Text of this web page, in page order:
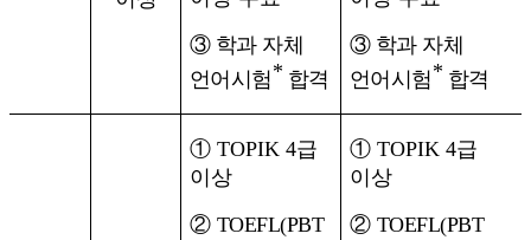
③ 학과 자체
언어시험 * 합격
③ 학과 자체
언어시험 * 합격
① TOPIK 4급
이상
② TOEFL(PBT
① TOPIK 4급
이상
② TOEFL(PBT